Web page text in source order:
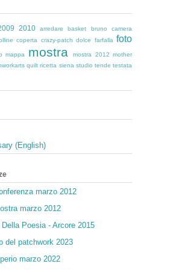
2010 arredare basket bruno
camera
coperta crazy-patch dolce farfalla foto
mappa mostra mostra 2012 mother
quilt ricetta siena studio tende testata
(English)
marzo 2012
marzo 2012
Poesia - Arcore 2015
del patchwork 2023
marzo 2022